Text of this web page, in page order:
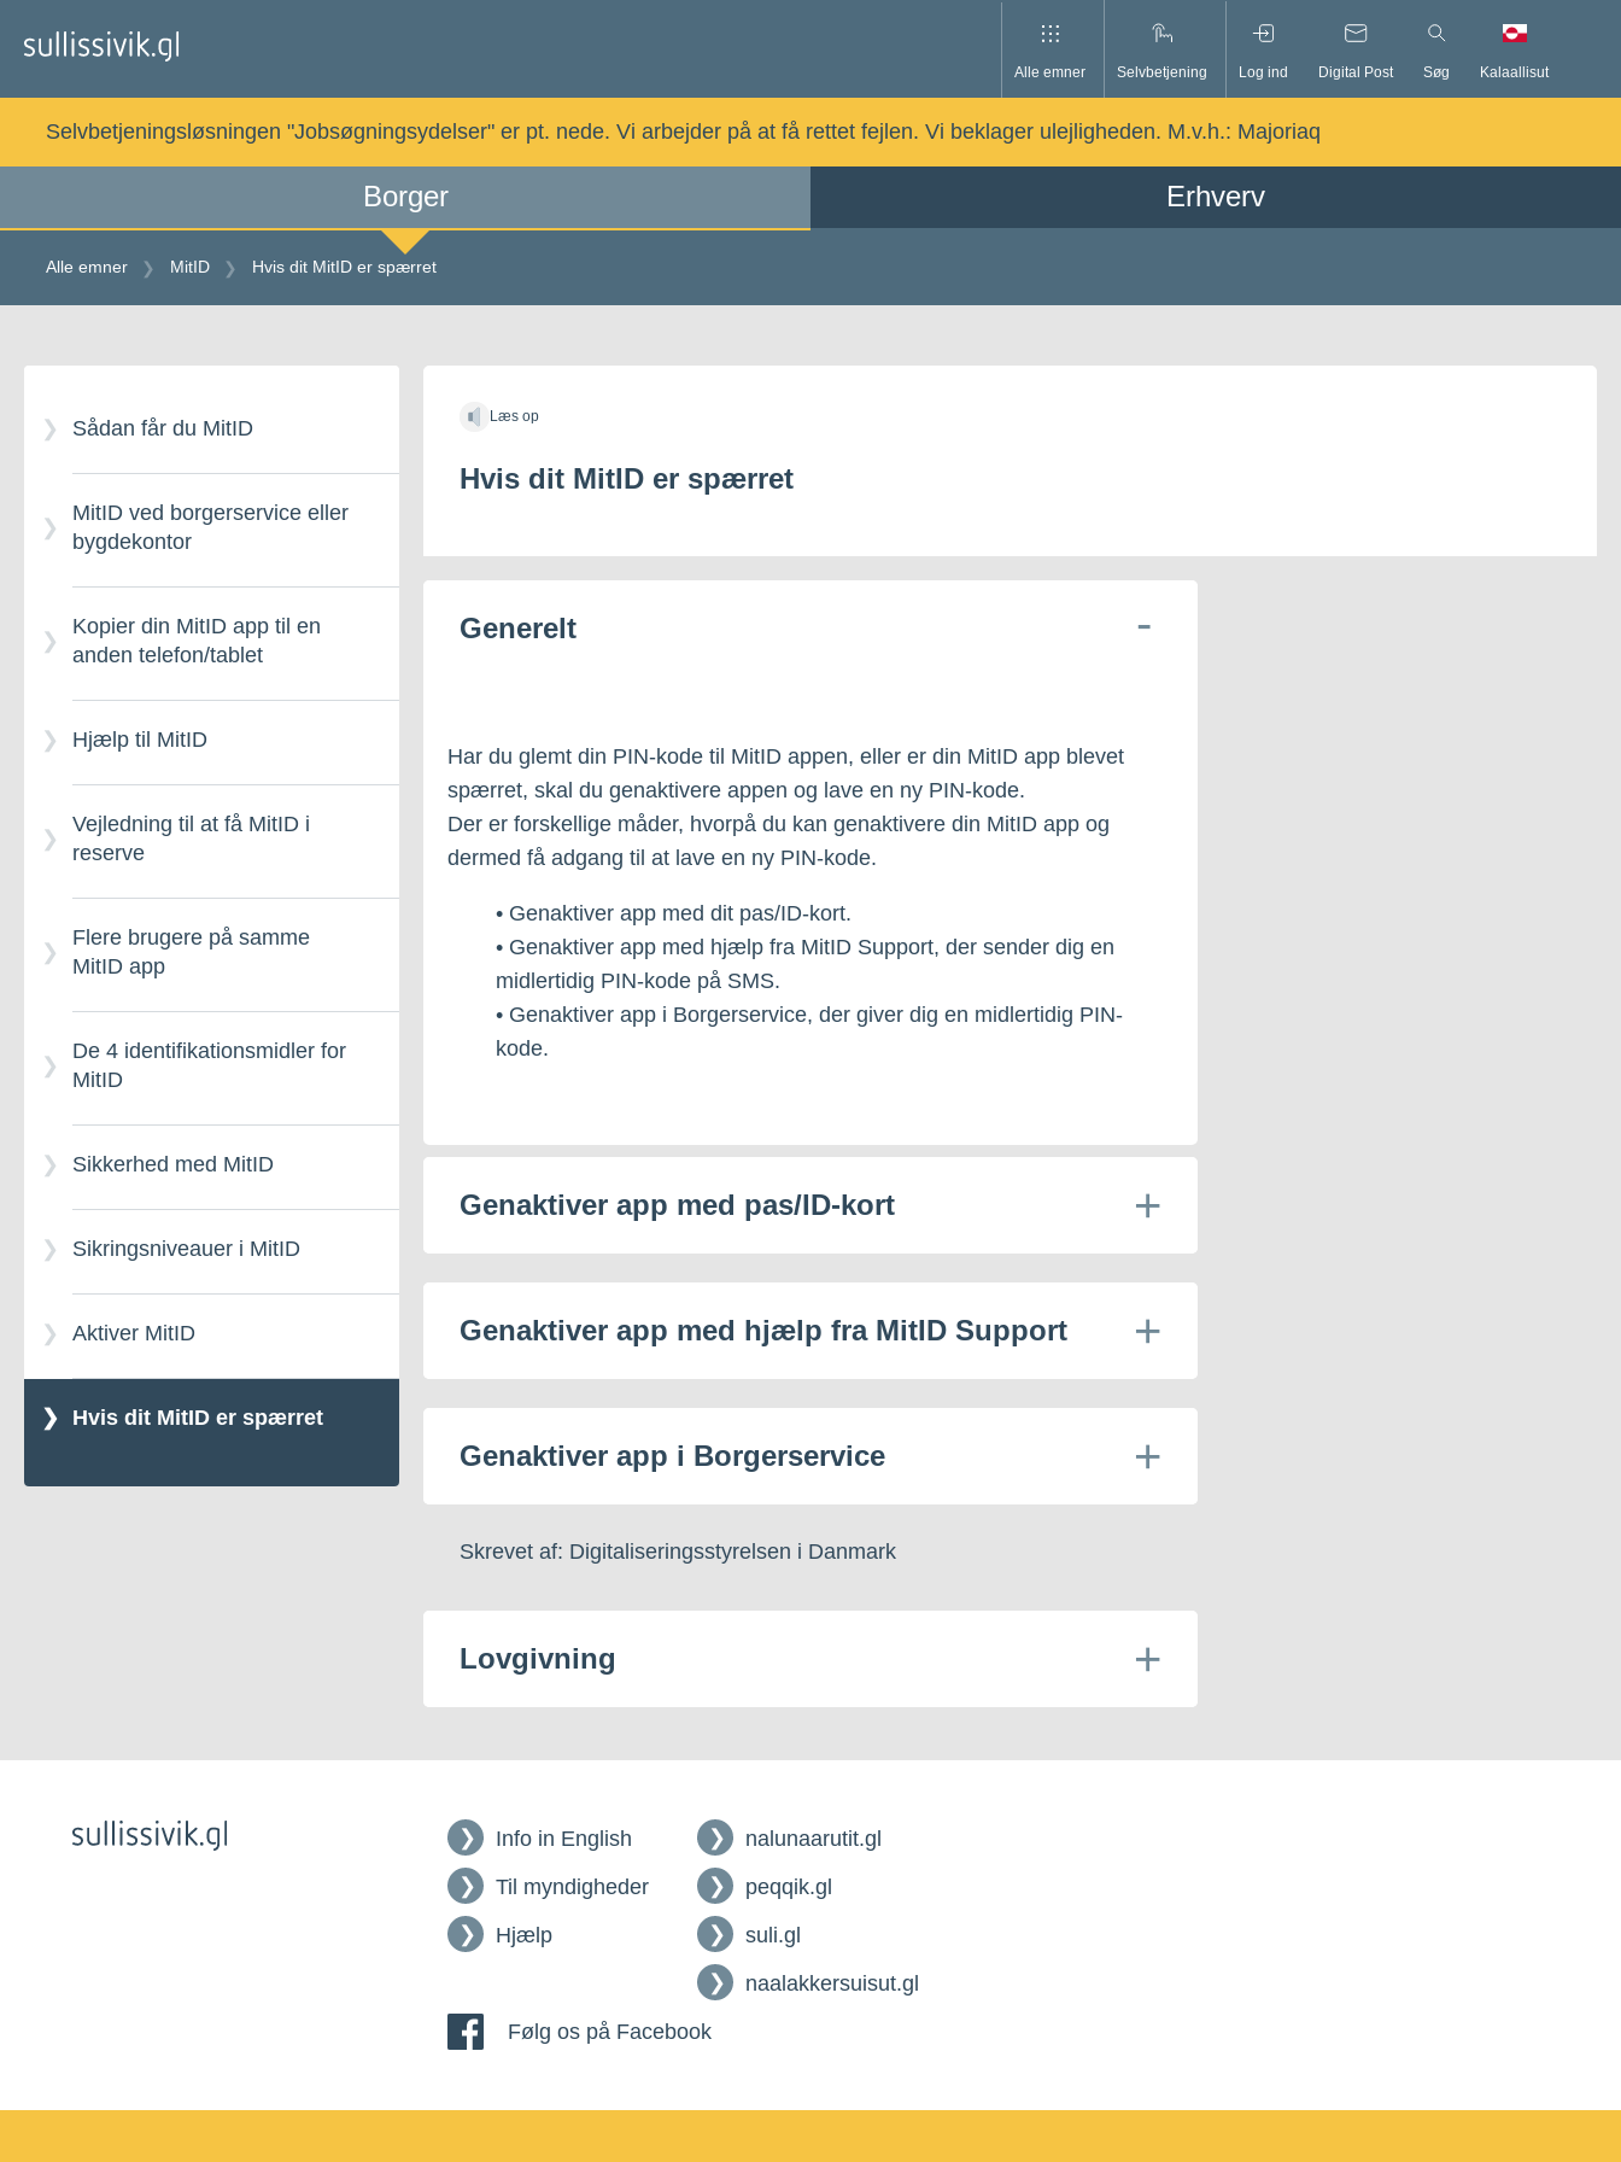
Alle emner Selvbetjening Log ind Digital Post Søg Kalaallisut
Selvbetjeningsløsningen "Jobsøgningsydelser" er pt. nede. Vi arbejder på at få rettet fejlen. Vi beklager ulejligheden. M.v.h.: Majoriaq
Borger Erhverv
Alle emner MitID Hvis dit MitID er spærret
indholdetSådan får du MitID
MitID ved borgerservice eller
bygdekontor
Kopier din MitID app til en
anden telefon/tablet
Hjælp til MitID
Vejledning til at få MitID i
reserve
Flere brugere på samme
MitID app
De 4 identifikationsmidler for
MitID
Sikkerhed med MitID
Sikringsniveauer i MitID
Aktiver MitID
Hvis dit MitID er spærret
Læs op
Hvis dit MitID er spærret
Generelt
Har du glemt din PIN-kode til MitID appen, eller er din MitID app blevet
spærret, skal du genaktivere appen og lave en ny PIN-kode.
Der er forskellige måder, hvorpå du kan genaktivere din MitID app og
dermed få adgang til at lave en ny PIN-kode.
• Genaktiver app med dit pas/ID-kort.
• Genaktiver app med hjælp fra MitID Support, der sender dig en
midlertidig PIN-kode på SMS.
• Genaktiver app i Borgerservice, der giver dig en midlertidig PIN-
kode.
Genaktiver app med pas/ID-kort
Genaktiver app med hjælp fra MitID Support
Genaktiver app i Borgerservice
Skrevet af: Digitaliseringsstyrelsen i Danmark
Lovgivning
Info in English
Til myndigheder
Hjælp
nalunaarutit.gl
peqqik.gl
suli.gl
naalakkersuisut.gl
Følg os på Facebook